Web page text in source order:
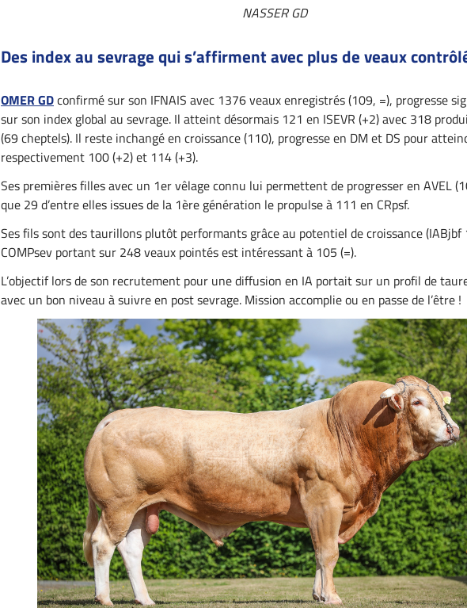
NASSER GD
Des index au sevrage qui s’affirment avec plus de veaux
OMER GDconfirmé sur son IFNAIS avec 1376 veaux enregistrés (109, =), progresse
sur son index global au sevrage. Il atteint désormais 121 en ISEVR (+2) avec 318
(69 cheptels). Il reste inchangé en croissance (110), progresse en DM et DS pour
respectivement 100 (+2) et 114 (+3).
Ses premières filles avec un 1er vêlage connu lui permettent de progresser en AVEL
que 29 d’entre elles issues de la 1ère génération le propulse à 111 en CRpsf.
Ses fils sont des taurillons plutôt performants grâce au potentiel de croissance (IABjbf
COMPsev portant sur 248 veaux pointés est intéressant à 105 (=).
L’objectif lors de son recrutement pour une diffusion en IA portait sur un profil de
avec un bon niveau à suivre en post sevrage. Mission accomplie ou en passe de l’être !